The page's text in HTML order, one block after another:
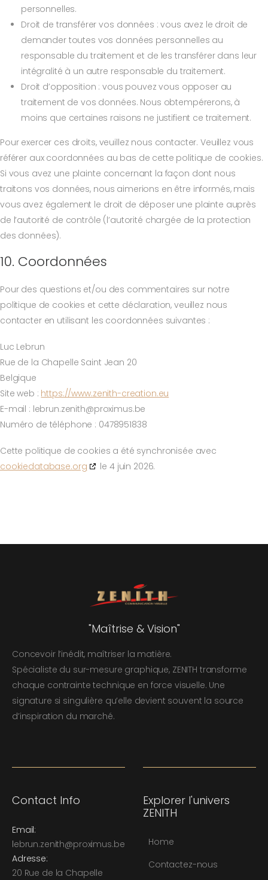
personnelles.
Droit de transférer vos données : vous avez le droit de
demander toutes vos données personnelles au
responsable du traitement et de les transférer dans leur
intégralité à un autre responsable du traitement.
Droit d’opposition : vous pouvez vous opposer au
traitement de vos données. Nous obtempérerons, à
moins que certaines raisons ne justifient ce traitement.
Pour exercer ces droits, veuillez nous contacter. Veuillez vous
référer aux coordonnées au bas de cette politique de cookies.
Si vous avez une plainte concernant la façon dont nous
traitons vos données, nous aimerions en être informés, mais
vous avez également le droit de déposer une plainte auprès
de l’autorité de contrôle (l’autorité chargée de la protection
des données).
10. Coordonnées
Pour des questions et/ou des commentaires sur notre
politique de cookies et cette déclaration, veuillez nous
contacter en utilisant les coordonnées suivantes :
Luc Lebrun
Rue de la Chapelle Saint Jean 20
Belgique
Site web : https://www.zenith-creation.eu
E-mail : lebrun.zenith@proximus.be
Numéro de téléphone : 0478951838
Cette politique de cookies a été synchronisée avec
cookiedatabase.org
le 4 juin 2026.
"Maîtrise & Vision"
Concevoir l’inédit, maîtriser la matière.
Spécialiste du sur-mesure graphique, ZENITH transforme
chaque contrainte technique en force visuelle. Une
signature si singulière qu’elle devient souvent la source
d’inspiration du marché.
Contact Info
Email:
lebrun.zenith@proximus.be
Adresse:
20 Rue de la Chapelle
Explorer l'univers
ZENITH
Home
Contactez-nous